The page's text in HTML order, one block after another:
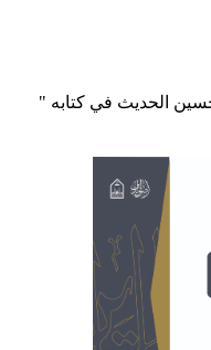
الحديث في كتابه "